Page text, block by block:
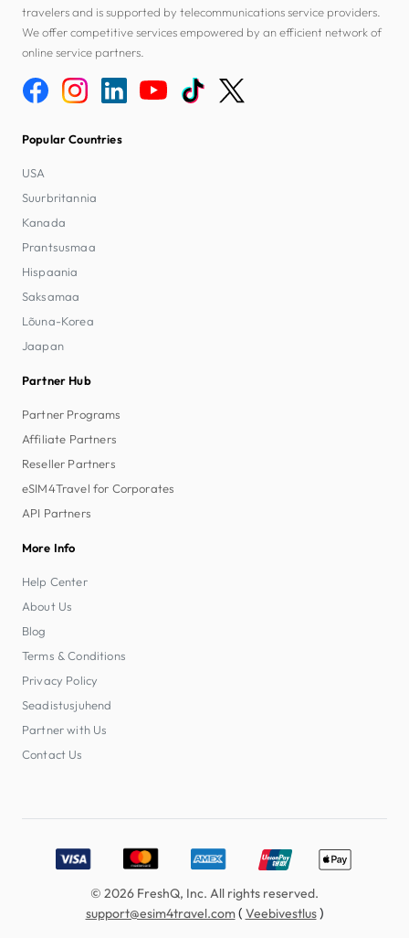
travelers and is supported by telecommunications service providers.
We offer competitive services empowered by an efficient network of
online service partners.
Popular Countries
USA
Suurbritannia
Kanada
Prantsusmaa
Hispaania
Saksamaa
Lõuna-Korea
Jaapan
Partner Hub
Partner Programs
Affiliate Partners
Reseller Partners
eSIM4Travel for Corporates
API Partners
More Info
Help Center
About Us
Blog
Terms & Conditions
Privacy Policy
Seadistusjuhend
Partner with Us
Contact Us
Accepted payment methods: Visa, MasterCard, American
© 2026 FreshQ, Inc. All rights reserved.
support@esim4travel.com( Veebivestlus)